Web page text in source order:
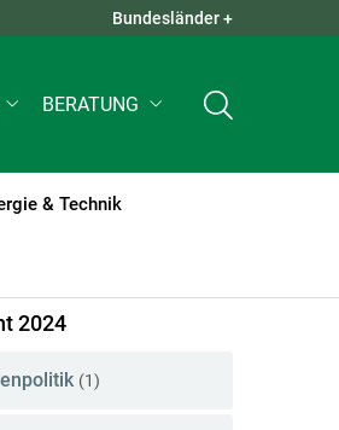
QUICK LINKS +
Bundesländer +
BERATUNG
& Technik
2024
(1)